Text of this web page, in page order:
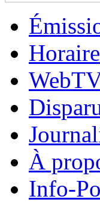
Horaire
À
Info-